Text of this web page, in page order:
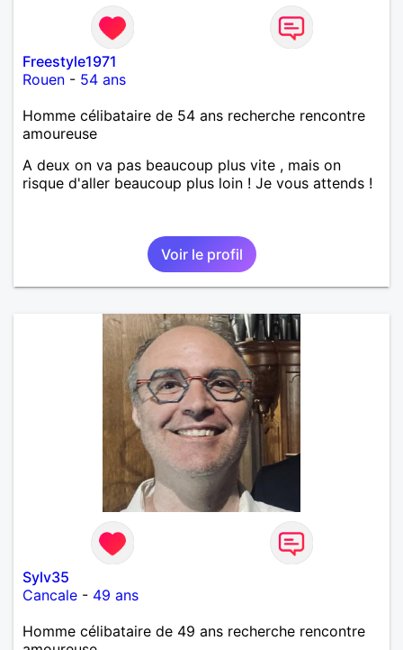
Freestyle1971
Rouen - 54 ans
Homme célibataire de 54 ans recherche rencontre
amoureuse
A deux on va pas beaucoup plus vite , mais on
risque d'aller beaucoup plus loin ! Je vous attends !
Voir le profil
Sylv35
Cancale - 49 ans
Homme célibataire de 49 ans recherche rencontre